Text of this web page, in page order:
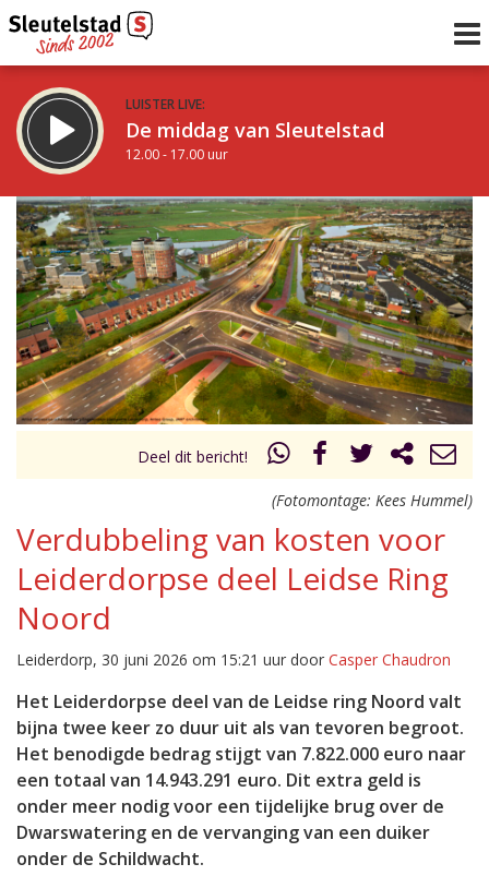
LUISTER LIVE:
De middag van Sleutelstad
12.00 - 17.00 uur
STRAKS:
Sleutelstad 30
17.00 - 19.00 uur
Vorig uur
uur 1 van 0 Volgend uur
Inklappen
Deel dit bericht!
(Fotomontage: Kees Hummel)
Verdubbeling van kosten voor
Leiderdorpse deel Leidse Ring
Noord
Leiderdorp, 30 juni 2026 om 15:21 uur door Casper Chaudron
Het Leiderdorpse deel van de Leidse ring Noord valt
bijna twee keer zo duur uit als van tevoren begroot.
Het benodigde bedrag stijgt van 7.822.000 euro naar
een totaal van 14.943.291 euro. Dit extra geld is
onder meer nodig voor een tijdelijke brug over de
Dwarswatering en de vervanging van een duiker
onder de Schildwacht.